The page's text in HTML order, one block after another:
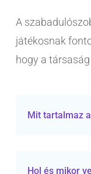
A
játékosnak
hogy a
Mit tartalmaz
Hol és mikor